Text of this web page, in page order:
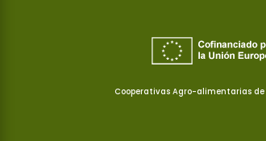
Cooperativas Agro-alimentarias de